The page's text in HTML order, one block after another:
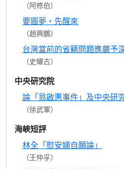
（阿修伯）
要圓夢，先醒來
（趙興鵬）
台灣當前的省籍問題應嚴予
（史耀古）
中央研究院
論「翁啟惠事件」及中央研
（徐武軍）
海峽短評
林全「慰安婦自願論」
（王仲孚）